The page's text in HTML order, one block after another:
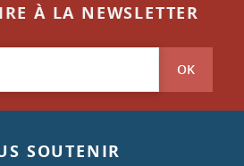
À LA NEWSLETTER
OK
SOUTENIR